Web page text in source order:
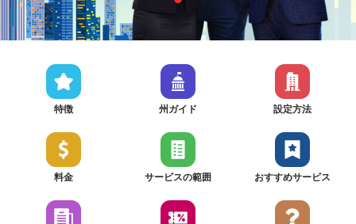
特徴 州ガイド 設定方法
料金 サービスの範囲 おすすめサービス